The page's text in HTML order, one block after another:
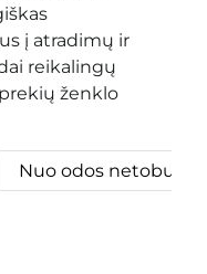
į atradimų ir
reikalingų
ženklo
Nuo odos